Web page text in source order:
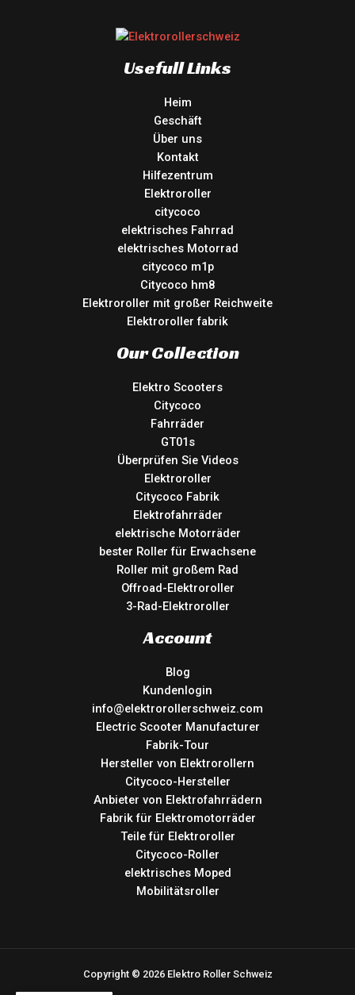
Usefull Links
Heim
Geschäft
Über uns
Kontakt
Hilfezentrum
Elektroroller
citycoco
elektrisches Fahrrad
elektrisches Motorrad
citycoco m1p
Citycoco hm8
Elektroroller mit großer Reichweite
Elektroroller fabrik
Our Collection
Elektro Scooters
Citycoco
Fahrräder
GT01s
Überprüfen Sie Videos
Elektroroller
Citycoco Fabrik
Elektrofahrräder
elektrische Motorräder
bester Roller für Erwachsene
Roller mit großem Rad
Offroad-Elektroroller
3-Rad-Elektroroller
Account
Blog
Kundenlogin
info@elektrorollerschweiz.com
Electric Scooter Manufacturer
Fabrik-Tour
Hersteller von Elektrorollern
Citycoco-Hersteller
Anbieter von Elektrofahrrädern
Fabrik für Elektromotorräder
Teile für Elektroroller
Citycoco-Roller
elektrisches Moped
Mobilitätsroller
Copyright © 2026 Elektro Roller Schweiz